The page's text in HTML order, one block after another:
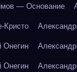
— Основание
Онегин
Онегин